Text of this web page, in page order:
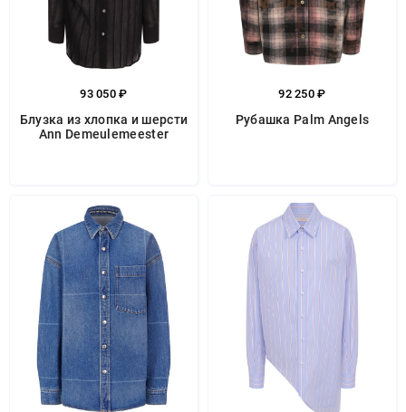
93 050 ₽
Блузка из хлопка и шерсти
Ann Demeulemeester
92 250 ₽
Рубашка Palm Angels